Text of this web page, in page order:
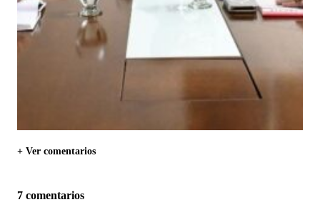
+ Ver comentarios
7 comentarios